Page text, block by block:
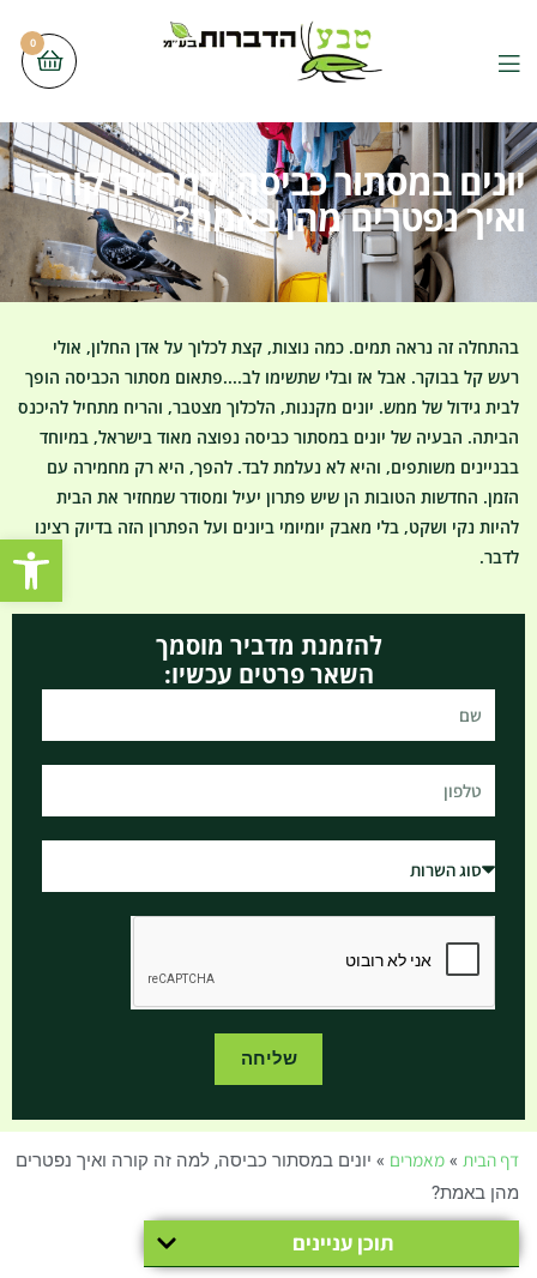
פתח סרגל נגישות
0
יונים במסתור כביסה, למה זה קורה
ואיך נפטרים מהן באמת?
בהתחלה זה נראה תמים. כמה נוצות, קצת לכלוך על אדן החלון, אולי
רעש קל בבוקר. אבל אז ובלי שתשימו לב....פתאום מסתור הכביסה הופך
לבית גידול של ממש. יונים מקננות, הלכלוך מצטבר, והריח מתחיל להיכנס
הביתה. הבעיה של יונים במסתור כביסה נפוצה מאוד בישראל, במיוחד
בבניינים משותפים, והיא לא נעלמת לבד. להפך, היא רק מחמירה עם
הזמן. החדשות הטובות הן שיש פתרון יעיל ומסודר שמחזיר את הבית
להיות נקי ושקט, בלי מאבק יומיומי ביונים ועל הפתרון הזה בדיוק רצינו
לדבר.
להזמנת מדביר מוסמך
השאר פרטים עכשיו:
שליחה
דף הבית » מאמרים » יונים במסתור כביסה, למה זה קורה ואיך נפטרים
מהן באמת?
תוכן עניינים